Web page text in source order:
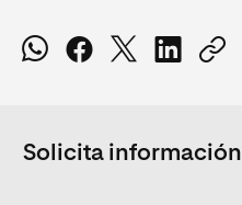
Solicita información